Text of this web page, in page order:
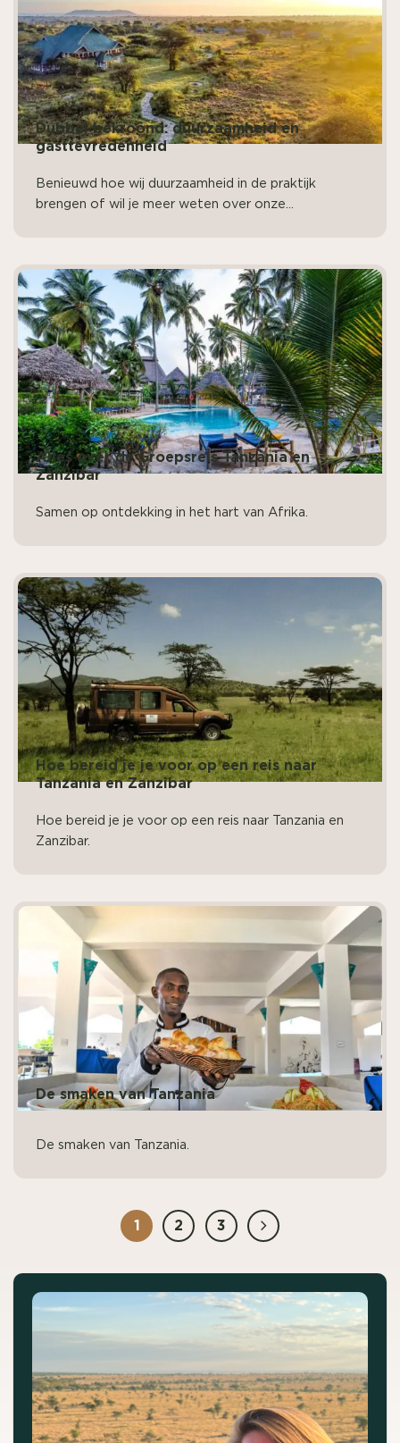
Dubbel bekroond: duurzaamheid en
gasttevredenheid
Benieuwd hoe wij duurzaamheid in de praktijk
brengen of wil je meer weten over onze...
Alles over de Groepsreis Tanzania en
Zanzibar
Samen op ontdekking in het hart van Afrika.
Hoe bereid je je voor op een reis naar
Tanzania en Zanzibar
Hoe bereid je je voor op een reis naar Tanzania en
Zanzibar.
De smaken van Tanzania
De smaken van Tanzania.
1 2 3